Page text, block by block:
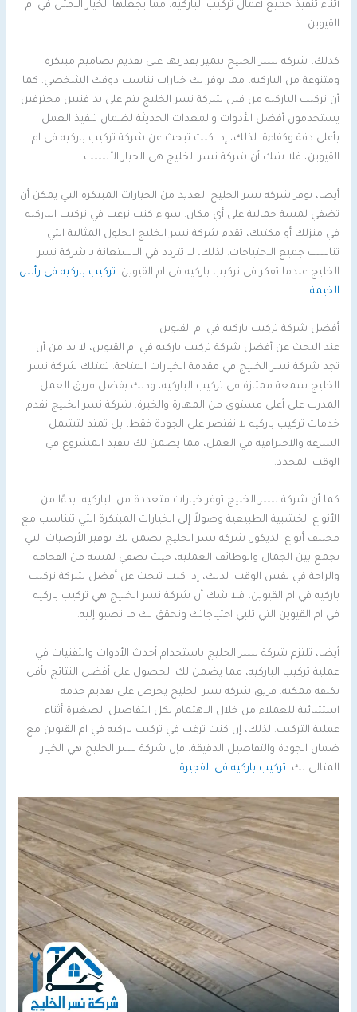
أثناء تنفيذ جميع أعمال تركيب الباركيه، مما يجعلها الخيار الامثل في ام
القيوين.
كذلك، شركة نسر الخليج تتميز بقدرتها على تقديم تصاميم مبتكرة
ومتنوعة من الباركيه، مما يوفر لك خيارات تناسب ذوقك الشخصي. كما
أن تركيب الباركيه من قبل شركة نسر الخليج يتم على يد فنيين محترفين
يستخدمون أفضل الأدوات والمعدات الحديثة لضمان تنفيذ العمل
بأعلى دقة وكفاءة. لذلك، إذا كنت تبحث عن شركة تركيب باركيه في ام
القيوين، فلا شك أن شركة نسر الخليج هي الخيار الأنسب.
أيضا، توفر شركة نسر الخليج العديد من الخيارات المبتكرة التي يمكن أن
تضفي لمسة جمالية على أي مكان. سواء كنت ترغب في تركيب الباركيه
في منزلك أو مكتبك، تقدم شركة نسر الخليج الحلول المثالية التي
تناسب جميع الاحتياجات. لذلك، لا تتردد في الاستعانة بـ شركة نسر
الخليج عندما تفكر في تركيب باركيه في ام القيوين. تركيب باركيه في رأس
الخيمة
أفضل شركة تركيب باركيه في ام القيوين
عند البحث عن أفضل شركة تركيب باركيه في ام القيوين، لا بد من أن
تجد شركة نسر الخليج في مقدمة الخيارات المتاحة. تمتلك شركة نسر
الخليج سمعة ممتازة في تركيب الباركيه، وذلك بفضل فريق العمل
المدرب على أعلى مستوى من المهارة والخبرة. شركة نسر الخليج تقدم
خدمات تركيب باركيه لا تقتصر على الجودة فقط، بل تمتد لتشمل
السرعة والاحترافية في العمل، مما يضمن لك تنفيذ المشروع في
الوقت المحدد.
كما أن شركة نسر الخليج توفر خيارات متعددة من الباركيه، بدءًا من
الأنواع الخشبية الطبيعية وصولاً إلى الخيارات المبتكرة التي تتناسب مع
مختلف أنواع الديكور. شركة نسر الخليج تضمن لك توفير الأرضيات التي
تجمع بين الجمال والوظائف العملية، حيث تضفي لمسة من الفخامة
والراحة في نفس الوقت. لذلك، إذا كنت تبحث عن أفضل شركة تركيب
باركيه في ام القيوين، فلا شك أن شركة نسر الخليج هي تركيب باركيه
في ام القيوين التي تلبي احتياجاتك وتحقق لك ما تصبو إليه.
أيضا، تلتزم شركة نسر الخليج باستخدام أحدث الأدوات والتقنيات في
عملية تركيب الباركيه، مما يضمن لك الحصول على أفضل النتائج بأقل
تكلفة ممكنة. فريق شركة نسر الخليج يحرص على تقديم خدمة
استثنائية للعملاء من خلال الاهتمام بكل التفاصيل الصغيرة أثناء
عملية التركيب. لذلك، إن كنت ترغب في تركيب باركيه في ام القيوين مع
ضمان الجودة والتفاصيل الدقيقة، فإن شركة نسر الخليج هي الخيار
المثالي لك. تركيب باركيه في الفجيرة